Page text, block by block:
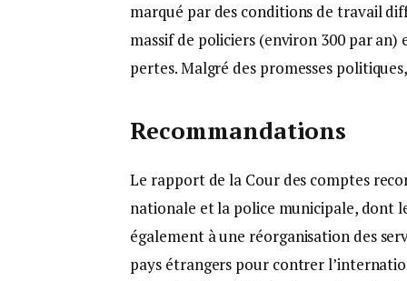
marqué par des conditions de travail
massif de policiers (environ 300 par
pertes. Malgré des promesses
Recommandations
Le rapport de la Cour des comptes
nationale et la police municipale, dont
également à une réorganisation des
pays étrangers pour contrer